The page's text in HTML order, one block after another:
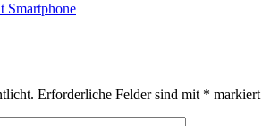
Smartphone
Erforderliche Felder sind mit * markiert